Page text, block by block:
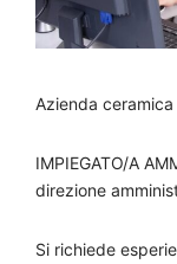
Azienda
IMPIEGATO/A
direzione
Si richiede